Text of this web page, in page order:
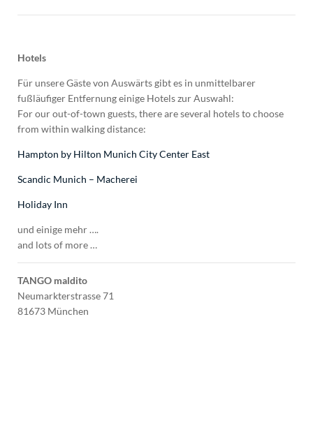
Hotels
Für unsere Gäste von Auswärts gibt es in unmittelbarer
fußläufiger Entfernung einige Hotels zur Auswahl:
For our out-of-town guests, there are several hotels to choose
from within walking distance:
Hampton by Hilton Munich City Center East
Scandic Munich – Macherei
Holiday Inn
und einige mehr ….
and lots of more …
TANGO maldito
Neumarkterstrasse 71
81673 München